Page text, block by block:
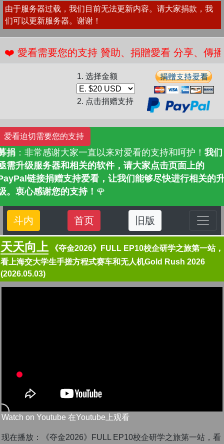
由于服务器过载，我们目前无法更新内容。请大家捐款，我
们可以更新服务器。谢谢！
需要您的支持 贊助、捐贈愛看 分享、傳播愛
1. 选择金额
2. 点击捐赠支持
爱看迫切需要您的支持
捐 ：非常感谢大家一直以来对爱看的支持和呵护！ 我们
需升级服务器和相关的软件，请大家点击页面上的
链接捐赠支持爱看，让我们能够尽快进行相关的
。衷心感谢您的支持！ 🌹
斗内 首页 旧版
天天向上
《夺金2026》FULL EP10校企研学之旅第一站，
看上海交大学生手搓方程式赛车和无人机Gold Rush 2026
(2026.05.03)
Watch on Youtube 在Youtube上观看
现在播放：《夺金2026》FULL EP10校企研学之旅第一站，看